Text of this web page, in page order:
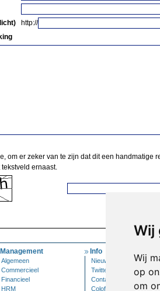
Wij
Wij
op
om
http://
om er zeker van te zijn dat dit een handmatige
ernaast.
Management
Algemeen
Commercieel
Financieel
HRM
Info
Nieuwsbrief
Twitter
Contact
Colofon